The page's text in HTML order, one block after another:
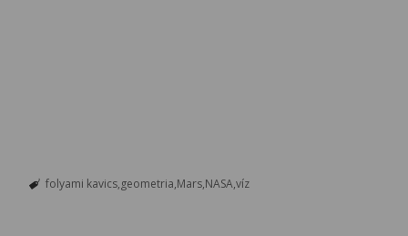
folyami kavics geometria Mars NASAvíz